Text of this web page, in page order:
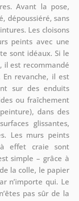
Avant la pose,
dépoussiéré, sans
Les cloisons
peints avec une
sont idéaux. Si le
il est recommandé
En revanche, il est
sur des enduits
ou fraîchement
dans des
glissantes,
Les murs peints
effet craie sont
simple – grâce à
la colle, le papier
n’importe qui. Le
pas sûr de la